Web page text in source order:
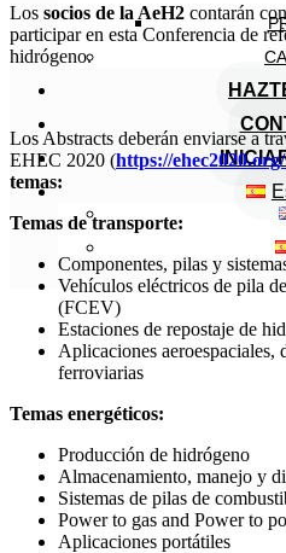
Los socios de la AeH2 contarán
participar en esta Conferencia de
hidrógeno.
Los Abstracts deberán enviarse a
EHEC 2020 (https://
temas:
Temas de transporte:
Componentes, pilas y
Vehículos eléctricos de pila
(FCEV)
Estaciones de repostaje de
Aplicaciones aeroespaciales,
ferroviarias
Temas energéticos:
Producción de hidrógeno
Almacenamiento, manejo y
Sistemas de pilas de
Power to gas and Power to
Aplicaciones portátiles